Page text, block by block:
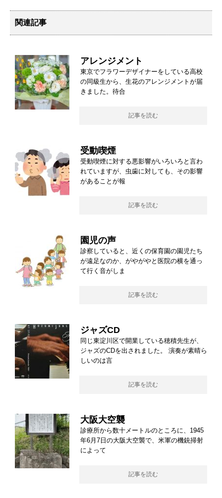
関連記事
アレンジメント
東京でフラワーデザイナーをしている高校
の同級生から、生花のアレンジメントが届
きました。待合
記事を読む
受動喫煙
受動喫煙に対する悪影響がいろいろと言わ
れていますが、虫歯に対しても、その影響
があることが報
記事を読む
園児の声
診察していると、近くの保育園の園児たち
が遠足なのか、がやがやと医院の横を通っ
て行く音がしま
記事を読む
ジャズCD
同じ東淀川区で開業している穂積先生が、
ジャズのCDを出されました。 演奏が素晴ら
しいのは言
記事を読む
大阪大空襲
診療所から数十メートルのところに、1945
年6月7日の大阪大空襲で、米軍の機銃掃射
によって
記事を読む